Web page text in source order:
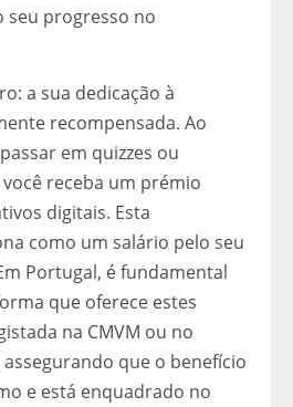
seu progresso no
a sua dedicação à
recompensada. Ao
em quizzes ou
receba um prémio
digitais. Esta
como um salário pelo seu
Portugal, é fundamental
que oferece estes
na CMVM ou no
que o benefício
e está enquadrado no